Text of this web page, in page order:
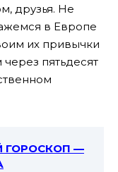
друзья. Не
в Европе
их привычки
пятьдесят
ГОРОСКОП —